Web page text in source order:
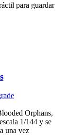
para guardar
Orphans,
1/144 y se
una vez